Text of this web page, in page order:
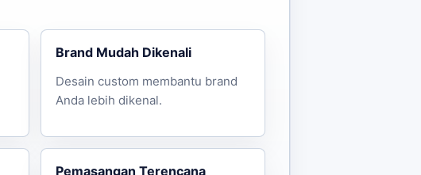
Brand Mudah Dikenali
Desain custom membantu brand
Anda lebih dikenal.
Pemasangan Terencana